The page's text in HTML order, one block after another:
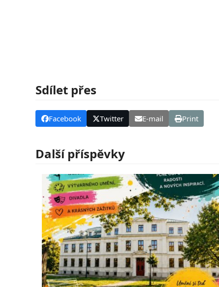
Sdílet přes
Facebook Twitter E-mail Print
Další příspěvky